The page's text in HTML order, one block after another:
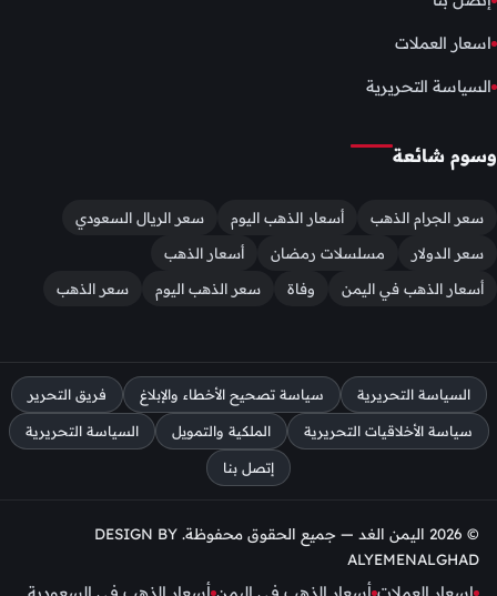
اسعار العملات
السياسة التحريرية
وسوم شائعة
سعر الجرام الذهب أسعار الذهب اليوم
سعر الريال السعودي
سعر الدولار
مسلسلات رمضان
أسعار الذهب
أسعار الذهب في اليمن
وفاة سعر الذهب اليوم سعر الذهب
السياسة التحريرية سياسة تصحيح الأخطاء والإبلاغ فريق التحرير
سياسة الأخلاقيات التحريرية الملكية والتمويل السياسة التحريرية
إتصل بنا
© 2026 اليمن الغد — جميع الحقوق محفوظة. DESIGN BY
ALYEMENALGHAD